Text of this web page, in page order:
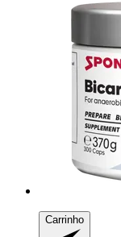
Carrinho